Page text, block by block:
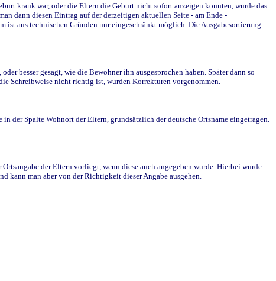
krank war, oder die Eltern die Geburt nicht sofort anzeigen konnten, wurde das
dann diesen Eintrag auf der derzeitigen aktuellen Seite - am Ende -
aus technischen Gründen nur eingeschränkt möglich. Die Ausgabesortierung
besser gesagt, wie die Bewohner ihn ausgesprochen haben. Später dann so
Schreibweise nicht richtig ist, wurden Korrekturen vorgenommen.
der Spalte Wohnort der Eltern, grundsätzlich der deutsche Ortsname eingetragen.
der Eltern vorliegt, wenn diese auch angegeben wurde. Hierbei wurde
kann man aber von der Richtigkeit dieser Angabe ausgehen.